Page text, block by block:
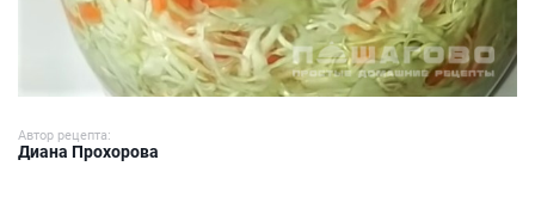
Автор рецепта:
Диана Прохорова